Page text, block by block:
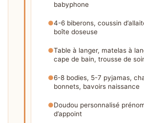
babyphone
4-6 biberons, coussin
boîte doseuse
Table à langer, matelas à
cape de bain, trousse de
6-8 bodies, 5-7 pyjamas,
bonnets, bavoirs naissance
Doudou personnalisé
d’appoint